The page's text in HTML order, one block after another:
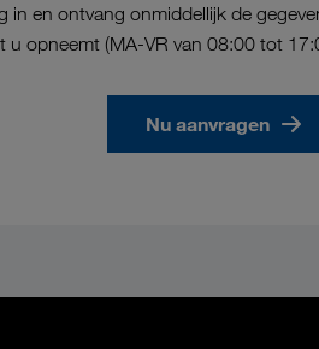
in en ontvang onmiddellijk de
u opneemt (MA-VR van 08:00 tot
Nu aanvragen